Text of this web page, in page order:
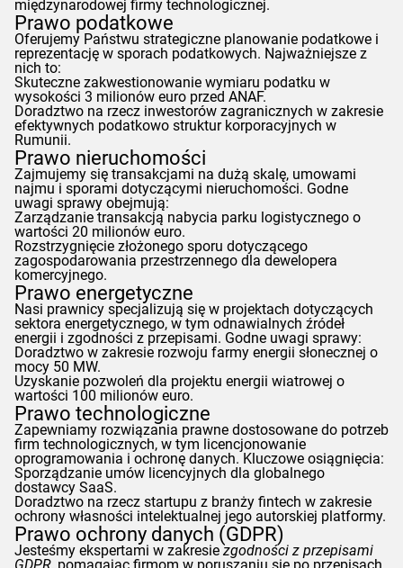
międzynarodowej firmy technologicznej.
Prawo podatkowe
Oferujemy Państwu strategiczne planowanie podatkowe i
reprezentację w sporach podatkowych. Najważniejsze z
nich to:
Skuteczne zakwestionowanie wymiaru podatku w
wysokości 3 milionów euro przed ANAF.
Doradztwo na rzecz inwestorów zagranicznych w zakresie
efektywnych podatkowo struktur korporacyjnych w
Rumunii.
Prawo nieruchomości
Zajmujemy się transakcjami na dużą skalę, umowami
najmu i sporami dotyczącymi nieruchomości. Godne
uwagi sprawy obejmują:
Zarządzanie transakcją nabycia parku logistycznego o
wartości 20 milionów euro.
Rozstrzygnięcie złożonego sporu dotyczącego
zagospodarowania przestrzennego dla dewelopera
komercyjnego.
Prawo energetyczne
Nasi prawnicy specjalizują się w projektach dotyczących
sektora energetycznego, w tym odnawialnych źródeł
energii i zgodności z przepisami. Godne uwagi sprawy:
Doradztwo w zakresie rozwoju farmy energii słonecznej o
mocy 50 MW.
Uzyskanie pozwoleń dla projektu energii wiatrowej o
wartości 100 milionów euro.
Prawo technologiczne
Zapewniamy rozwiązania prawne dostosowane do potrzeb
firm technologicznych, w tym licencjonowanie
oprogramowania i ochronę danych. Kluczowe osiągnięcia:
Sporządzanie umów licencyjnych dla globalnego
dostawcy SaaS.
Doradztwo na rzecz startupu z branży fintech w zakresie
ochrony własności intelektualnej jego autorskiej platformy.
Prawo ochrony danych (GDPR)
Jesteśmy ekspertami w zakresiezgodności z przepisami